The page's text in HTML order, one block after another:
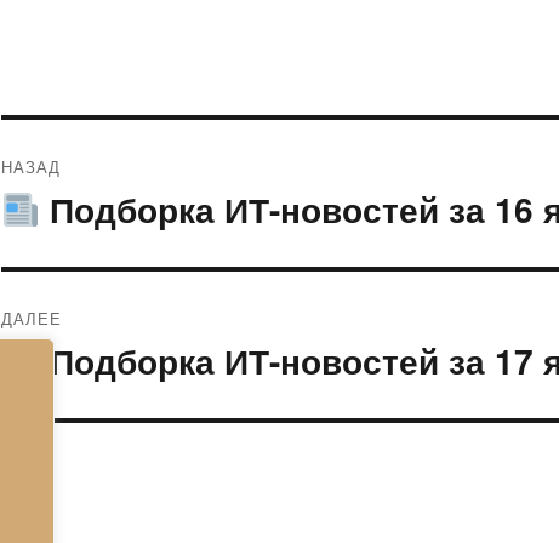
по
НАЗАД
Предыдущая
Подборка ИТ-новостей за 16
ДАЛЕЕ
Следующая
Подборка ИТ-новостей за 17